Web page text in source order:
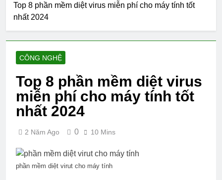
Top 6 dịch vụ
2 Năm Ago
9 khóa học phát
7 Công cụ
Marketing Tool hữu
dụng
2 Năm Ago
10 AI viết content
virus miễn phí cho
máy tính tốt nhất 2024
Top 8 phần mềm diệt virus miễn phí cho máy tính tốt
nhất 2024
CÔNG NGHỆ
Top 8 phần mềm diệt virus
miễn phí cho máy tính tốt
nhất 2024
2 Năm Ago 0 10 Mins
phần mềm diệt virut cho máy tính